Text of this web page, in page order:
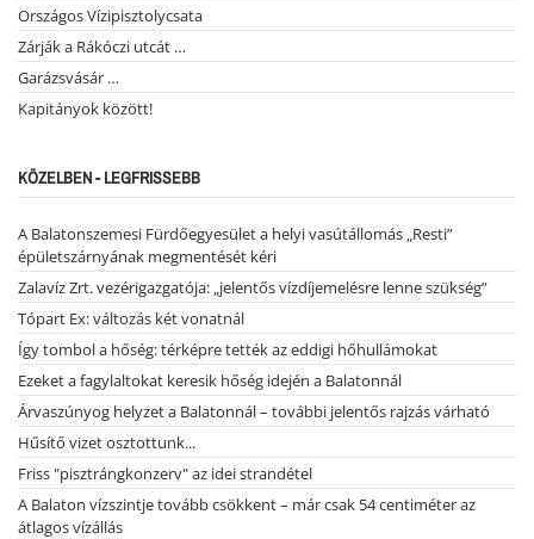
Országos Vízipisztolycsata
Zárják a Rákóczi utcát …
Garázsvásár …
Kapitányok között!
KÖZELBEN - LEGFRISSEBB
A Balatonszemesi Fürdőegyesület a helyi vasútállomás „Resti”
épületszárnyának megmentését kéri
Zalavíz Zrt. vezérigazgatója: „jelentős vízdíjemelésre lenne szükség”
Tópart Ex: változás két vonatnál
Így tombol a hőség: térképre tették az eddigi hőhullámokat
Ezeket a fagylaltokat keresik hőség idején a Balatonnál
Árvaszúnyog helyzet a Balatonnál – további jelentős rajzás várható
Hűsítő vizet osztottunk...
Friss "pisztrángkonzerv" az idei strandétel
A Balaton vízszintje tovább csökkent – már csak 54 centiméter az
átlagos vízállás